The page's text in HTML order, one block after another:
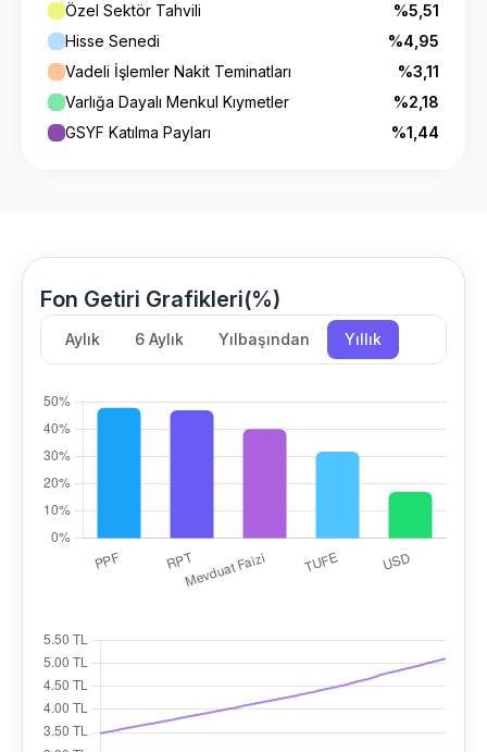
Özel Sektör Tahvili
%5,51
Hisse Senedi
%4,95
Vadeli İşlemler Nakit Teminatları
%3,11
Varlığa Dayalı Menkul Kıymetler
%2,18
GSYF Katılma Payları
%1,44
Fon Getiri Grafikleri(%)
Aylık 6 Aylık Yılbaşından Yıllık